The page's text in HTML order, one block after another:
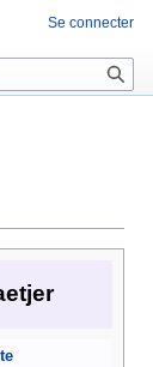
Se connecter